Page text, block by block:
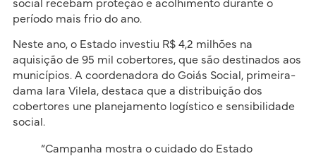
social recebam proteção e acolhimento durante o
período mais frio do ano.
Neste ano, o Estado investiu R$ 4,2 milhões na
aquisição de 95 mil cobertores, que são destinados aos
municípios. A coordenadora do Goiás Social, primeira-
dama Iara Vilela, destaca que a distribuição dos
cobertores une planejamento logístico e sensibilidade
social.
“Campanha mostra o cuidado do Estado